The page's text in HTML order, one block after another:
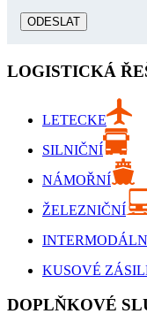
ODESLAT
LOGISTICKÁ
LETECKE
SILNIČNÍ
NÁMOŘNÍ
ŽELEZNIČNÍ
KUSOVÉ
DOPLŇKOVÉ